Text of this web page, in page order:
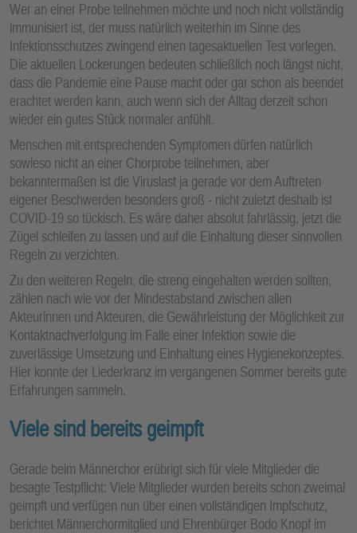
Wer an einer Probe teilnehmen möchte und noch nicht vollständig
immunisiert ist, der muss natürlich weiterhin im Sinne des
Infektionsschutzes zwingend einen tagesaktuellen Test vorlegen.
Die aktuellen Lockerungen bedeuten schließlich noch längst nicht,
dass die Pandemie eine Pause macht oder gar schon als beendet
erachtet werden kann, auch wenn sich der Alltag derzeit schon
wieder ein gutes Stück normaler anfühlt.
Menschen mit entsprechenden Symptomen dürfen natürlich
sowieso nicht an einer Chorprobe teilnehmen, aber
bekanntermaßen ist die Viruslast ja gerade vor dem Auftreten
eigener Beschwerden besonders groß - nicht zuletzt deshalb ist
COVID-19 so tückisch. Es wäre daher absolut fahrlässig, jetzt die
Zügel schleifen zu lassen und auf die Einhaltung dieser sinnvollen
Regeln zu verzichten.
Zu den weiteren Regeln, die streng eingehalten werden sollten,
zählen nach wie vor der Mindestabstand zwischen allen
Akteurinnen und Akteuren, die Gewährleistung der Möglichkeit zur
Kontaktnachverfolgung im Falle einer Infektion sowie die
zuverlässige Umsetzung und Einhaltung eines Hygienekonzeptes.
Hier konnte der Liederkranz im vergangenen Sommer bereits gute
Erfahrungen sammeln.
Viele sind bereits geimpft
Gerade beim Männerchor erübrigt sich für viele Mitglieder die
besagte Testpflicht: Viele Mitglieder wurden bereits schon zweimal
geimpft und verfügen nun über einen vollständigen Impfschutz,
berichtet Männerchormitglied und Ehrenbürger Bodo Knopf im